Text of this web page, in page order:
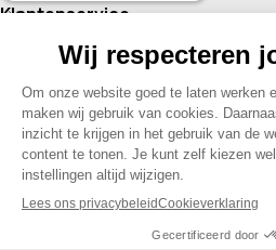
Klantenservice
Contact
© 2026 Drogisterij Het Geheim |
Webdesign en hosting